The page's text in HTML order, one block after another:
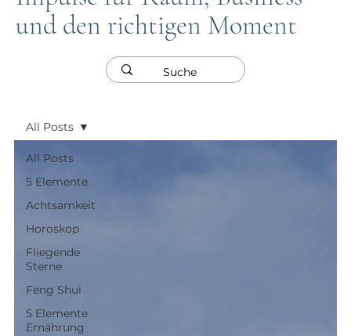
und den richtigen Moment
All Posts
5 Elemente
Achtsamkeit
Horoskop
Fliegende
Sterne
Feng Shui
5 Elemente
Ernährung
All Posts